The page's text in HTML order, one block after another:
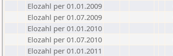
Elozahl per 01.01.2009
Elozahl per 01.07.2009
Elozahl per 01.01.2010
Elozahl per 01.07.2010
Elozahl per 01.01.2011